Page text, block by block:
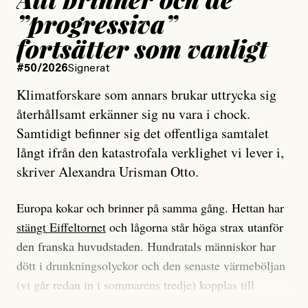
”progressiva”
fortsätter som vanligt
#50/2026Signerat
Klimatforskare som annars brukar uttrycka sig
återhållsamt erkänner sig nu vara i chock.
Samtidigt befinner sig det offentliga samtalet
långt ifrån den katastrofala verklighet vi lever i,
skriver Alexandra Urisman Otto.
Europa kokar och brinner på samma gång. Hettan har
stängt Eiffeltornet och lågorna står höga strax utanför
den franska huvudstaden. Hundratals människor har
dött i drunkningsolyckor och den senaste värmeböljan
(vi går redan in i sommarens tredje) kopplas till